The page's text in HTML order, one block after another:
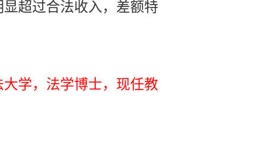
超过合法收入，差额特
学，法学博士，现任教